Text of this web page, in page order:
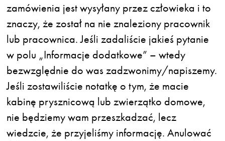
zamówienia jest wysyłany przez człowieka i to
znaczy, że został na nie znaleziony pracownik
lub pracownica. Jeśli zadaliście jakieś pytanie
w polu „Informacje dodatkowe” – wtedy
bezwzględnie do was zadzwonimy/napiszemy.
Jeśli zostawiliście notatkę o tym, że macie
kabinę prysznicową lub zwierzątko domowe,
nie będziemy wam przeszkadzać, lecz
wiedzcie, że przyjeliśmy informację. Anulować